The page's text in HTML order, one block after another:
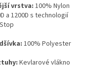
vrstva: 100% Nylon
a 1200D s technologií
100% Polyester
Kevlarové vlákno